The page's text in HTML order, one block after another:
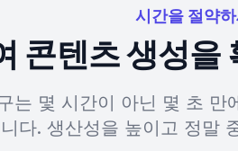
시간을 절약
콘텐츠 생성을
는 몇 시간이 아닌 몇 초
다. 생산성을 높이고 정말